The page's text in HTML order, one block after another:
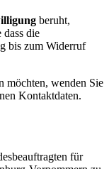
beruht,
dass die
bis zum Widerruf
möchten, wenden Sie
Kontaktdaten.
für